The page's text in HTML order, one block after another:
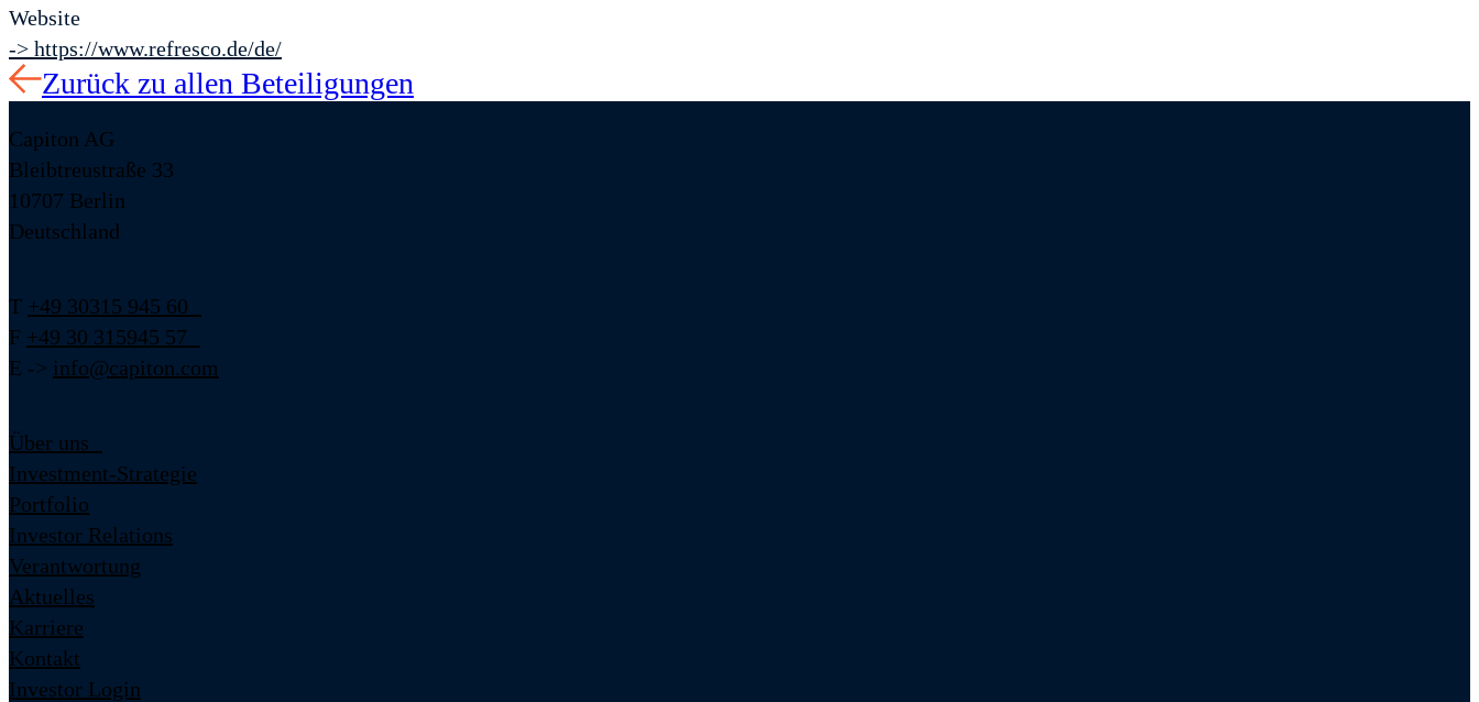
Website
-> https://www.refresco.de/de/
Zurück zu allen Beteiligungen
Capiton AG
Bleibtreustraße 33
10707 Berlin
Deutschland
T +49 30315 945 60
F +49 30 315945 57
E -> info@capiton.com
Über uns
Investment-Strategie
Portfolio
Investor Relations
Verantwortung
Aktuelles
Karriere
Kontakt
Investor Login